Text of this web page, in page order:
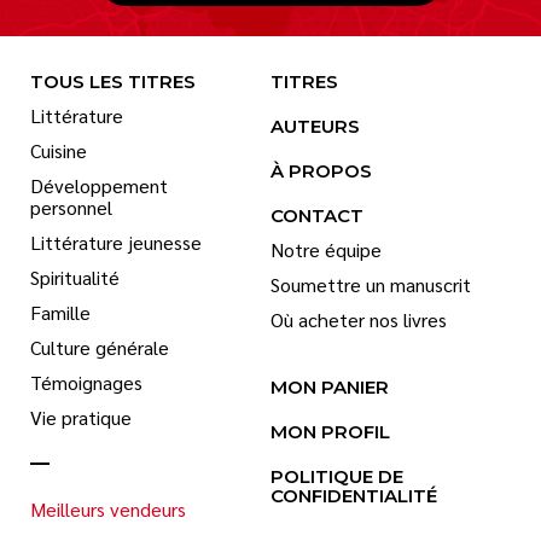
TOUS LES TITRES
Littérature
Cuisine
Développement
personnel
Littérature jeunesse
Spiritualité
Famille
Culture générale
Témoignages
Vie pratique
Meilleurs vendeurs
TITRES
AUTEURS
À PROPOS
CONTACT
Notre équipe
Soumettre un manuscrit
Où acheter nos livres
MON PANIER
MON PROFIL
POLITIQUE DE
CONFIDENTIALITÉ